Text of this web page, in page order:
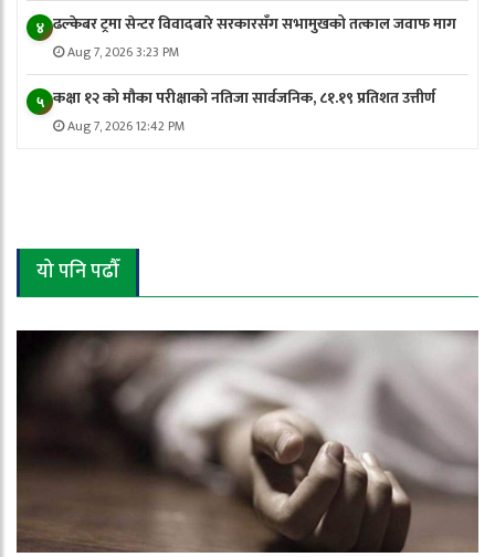
४ ढल्केबर ट्रमा सेन्टर विवादबारे सरकारसँग सभामुखको तत्काल जवाफ माग
Aug 7, 2026 3:23 PM
५ कक्षा १२ को मौका परीक्षाको नतिजा सार्वजनिक, ८१.१९ प्रतिशत उत्तीर्ण
Aug 7, 2026 12:42 PM
यो पनि पढौँ